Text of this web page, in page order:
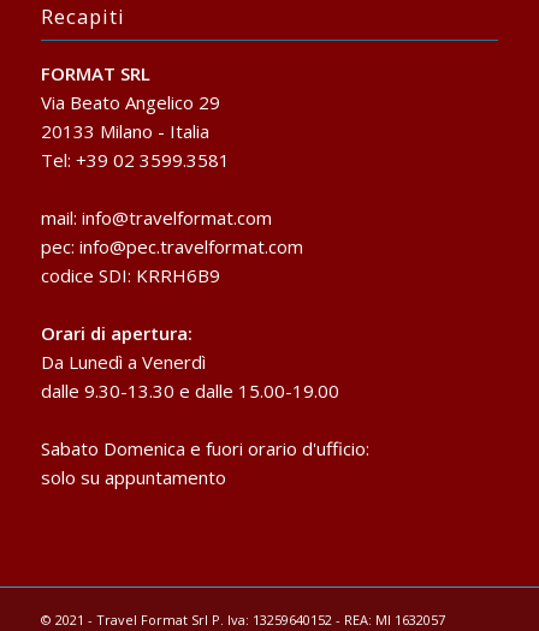
Recapiti
FORMAT SRL
Via Beato Angelico 29
20133 Milano - Italia
Tel: +39 02 3599.3581
mail: info@travelformat.com
pec: info@pec.travelformat.com
codice SDI: KRRH6B9
Orari di apertura:
Da Lunedì a Venerdì
dalle 9.30-13.30 e dalle 15.00-19.00
Sabato Domenica e fuori orario d'ufficio:
solo su appuntamento
© 2021 - Travel Format Srl P. Iva: 13259640152 - REA: MI 1632057